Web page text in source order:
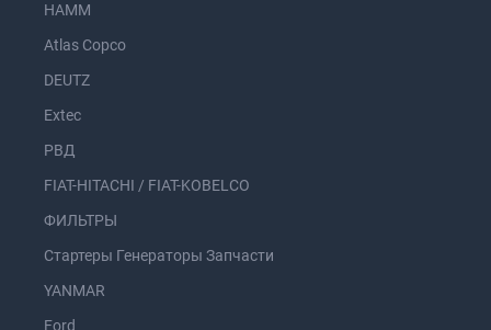
HAMM
Atlas Copco
DEUTZ
Extec
РВД
FIAT-HITACHI / FIAT-KOBELCO
ФИЛЬТРЫ
Стартеры Генераторы Запчасти
YANMAR
Ford